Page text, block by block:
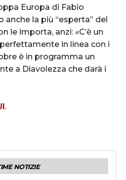
Europa di Fabio
anche la più “esperta” del
le importa, anzi: «C’è un
in linea con i
è in programma un
a Diavolezza che darà i
.
NOTIZIE